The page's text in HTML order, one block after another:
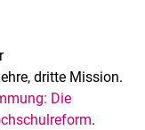
dritte Mission.
Die
.